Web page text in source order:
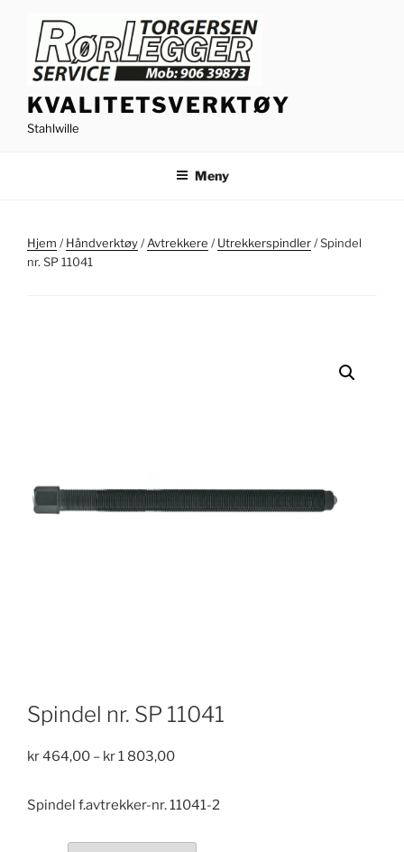
innhold
KVALITETSVERKTØY
Stahlwille
Meny
Hjem /Håndverktøy/Avtrekkere /Utrekkerspindler/ Spindel
nr. SP 11041
Spindel nr. SP 11041
kr464,00 – kr1 803,00Price
kr 464,00
kr 1
Spindel f.avtrekker-nr. 11041-2